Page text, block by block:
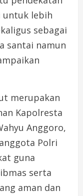
untuk lebih
sebagai
santai namun
merupakan
Kapolresta
Anggoro,
Polri
guna
serta
aman dan